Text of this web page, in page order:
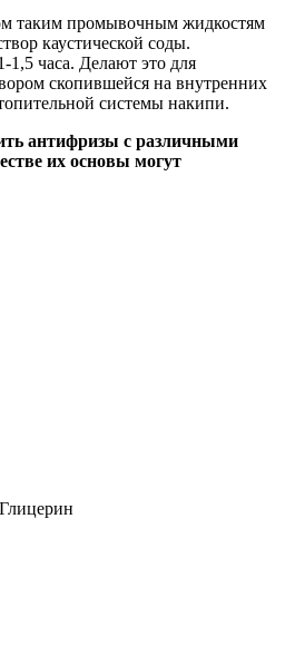
таким промывочным жидкостям
каустической соды.
часа. Делают это для
скопившейся на внутренних
системы накипи.
антифризы с различными
их основы могут
Глицерин